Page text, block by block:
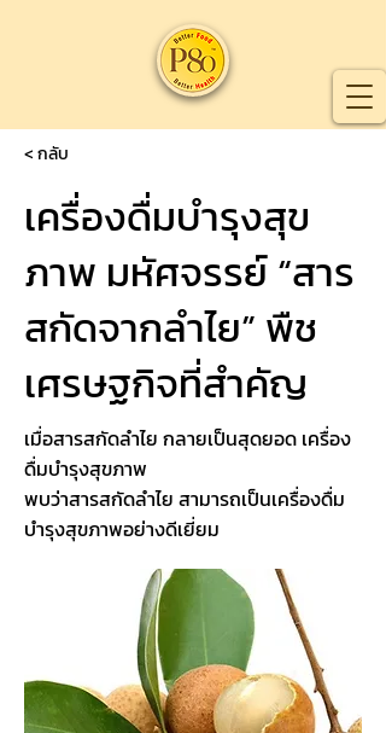
< กลับ
เครื่องดื่มบำรุงสุข
ภาพ มหัศจรรย์ “สาร
สกัดจากลำไย” พืช
เศรษฐกิจที่สำคัญ
เมื่อสารสกัดลำไย กลายเป็นสุดยอด เครื่อง
ดื่มบำรุงสุขภาพ
พบว่าสารสกัดลำไย สามารถเป็นเครื่องดื่ม
บำรุงสุขภาพอย่างดีเยี่ยม